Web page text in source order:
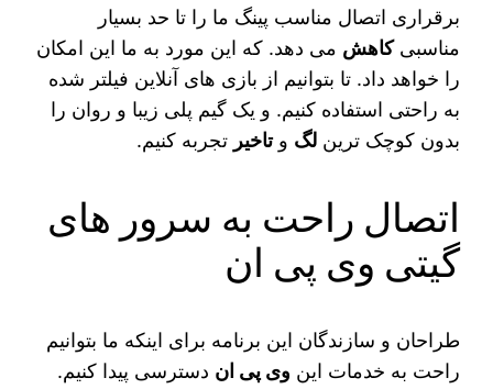
برقراری اتصال مناسب پینگ ما را تا حد بسیار
مناسبیکاهش می دهد. که این مورد به ما این امکان
را خواهد داد. تا بتوانیم از بازی های آنلاین فیلتر شده
به راحتی استفاده کنیم. و یک گیم پلی زیبا و روان را
بدون کوچک‌ ترینلگ وتاخیر تجربه کنیم.
اتصال راحت به سرور های
گیتی وی پی ان
طراحان و سازندگان این برنامه برای اینکه ما بتوانیم
راحت به خدمات این وی پی ان دسترسی پیدا کنیم.